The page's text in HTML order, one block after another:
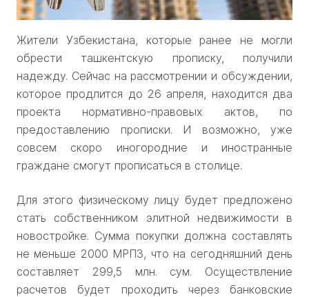
Жители Узбекистана, которые ранее не могли
обрести ташкентскую прописку, получили
надежду. Сейчас на рассмотрении и обсуждении,
которое продлится до 26 апреля, находится два
проекта нормативно-правовых актов, по
предоставлению прописки. И возможно, уже
совсем скоро иногородние и иностранные
граждане смогут прописаться в столице.
Для этого физическому лицу будет предложено
стать собственником элитной недвижимости в
новостройке. Сумма покупки должна составлять
не меньше 2000 МРПЗ, что на сегодняшний день
составляет 299,5 млн. сум. Осуществление
расчетов будет проходить через банковские